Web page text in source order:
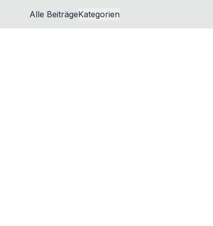
Alle BeiträgeKategorien